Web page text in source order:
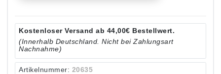
Kostenloser Versand ab 44,00€ Bestellwert.
(Innerhalb Deutschland. Nicht bei Zahlungsart
Nachnahme)
Artikelnummer: 20635